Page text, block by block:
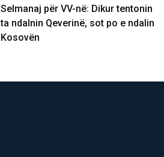
Selmanaj për VV-në: Dikur tentonin
ta ndalnin Qeverinë, sot po e ndalin
Kosovën